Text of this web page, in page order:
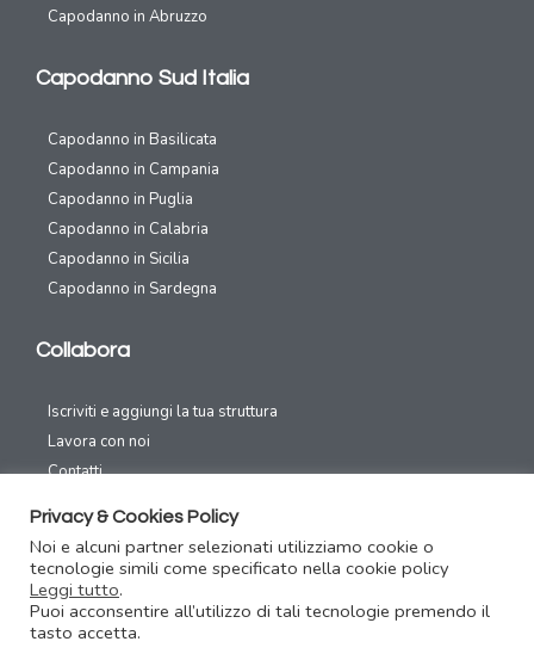
Capodanno in Abruzzo
Capodanno Sud Italia
Capodanno in Basilicata
Capodanno in Campania
Capodanno in Puglia
Capodanno in Calabria
Capodanno in Sicilia
Capodanno in Sardegna
Collabora
Iscriviti e aggiungi la tua struttura
Lavora con noi
Contatti
Canali Social
Privacy & Cookies Policy
Noi e alcuni partner selezionati utilizziamo cookie o
tecnologie simili come specificato nella cookie policy
Leggi tutto.
Puoi acconsentire all’utilizzo di tali tecnologie premendo il
tasto accetta.